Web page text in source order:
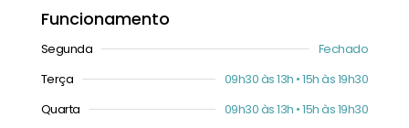
Funcionamento
Segunda
Fechado
Terça
09h30 às 13h • 15h às 19h30
Quarta
09h30 às 13h • 15h às 19h30